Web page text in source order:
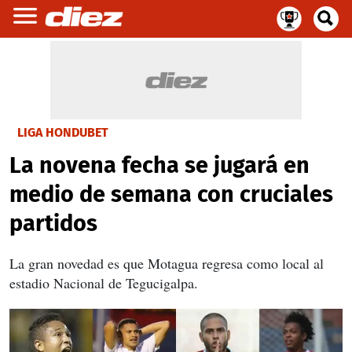
LIGA HONDUBET
La novena fecha se jugará en
medio de semana con cruciales
partidos
La gran novedad es que Motagua regresa como local al
estadio Nacional de Tegucigalpa.